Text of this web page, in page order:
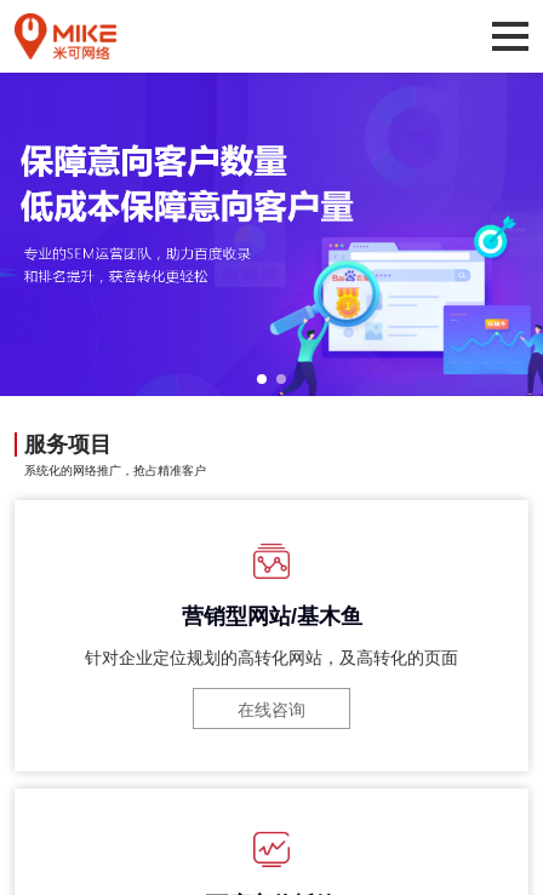
服务项目
系统化的网络推广，抢占精准客户
营销型网站/基木鱼
针对企业定位规划的高转化网站，及高转化的页面
在线咨询